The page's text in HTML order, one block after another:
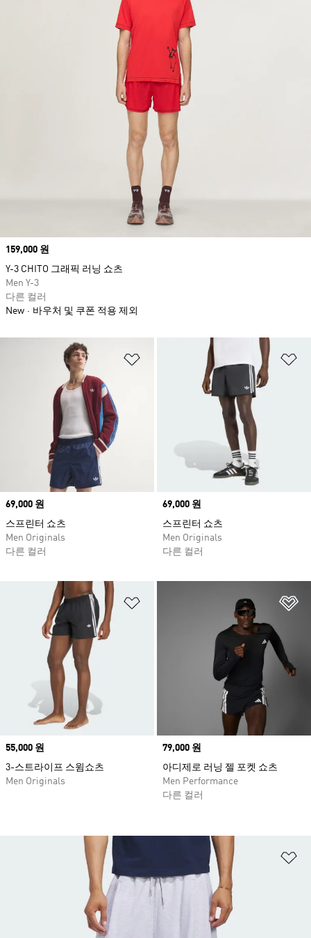
위시리스트 담기
Price
69,000 원
스프린터 쇼츠
Men Originals
다른 컬러
Price
69,000 원
스프린터 쇼츠
Men Originals
다른 컬러
Price
55,000 원
3-스트라이프 스윔쇼츠
Men Originals
Price
79,000 원
아디제로 러닝 젤 포켓 쇼츠
Men Performance
다른 컬러
Price
159,000 원
Y-3 CHITO 그래픽 러닝 쇼츠
Men Y-3
다른 컬러
New
바우처 및 쿠폰 적용 제외